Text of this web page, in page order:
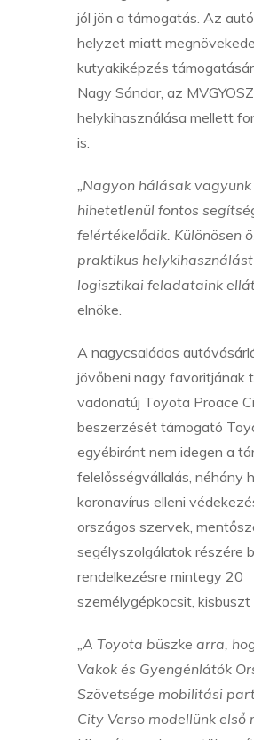
jól jön a támogatás. Az
helyzet miatt
kutyakiképzés
Nagy Sándor, az
helykihasználása mellett
is.
„Nagyon hálásak
hihetetlenül fontos
felértékelődik. Különösen
praktikus
logisztikai feladataink
elnöke.
A nagycsaládos
jövőbeni nagy favoritjának
vadonatúj Toyota Proace
beszerzését támogató
egyébiránt nem idegen a
felelősségvállalás, néhány
koronavírus elleni
országos szervek,
segélyszolgálatok részére
rendelkezésre mintegy 20
személygépkocsit,
„A Toyota büszke arra,
Vakok és Gyengénlátók
Szövetsége mobilitási
City Verso modellünk